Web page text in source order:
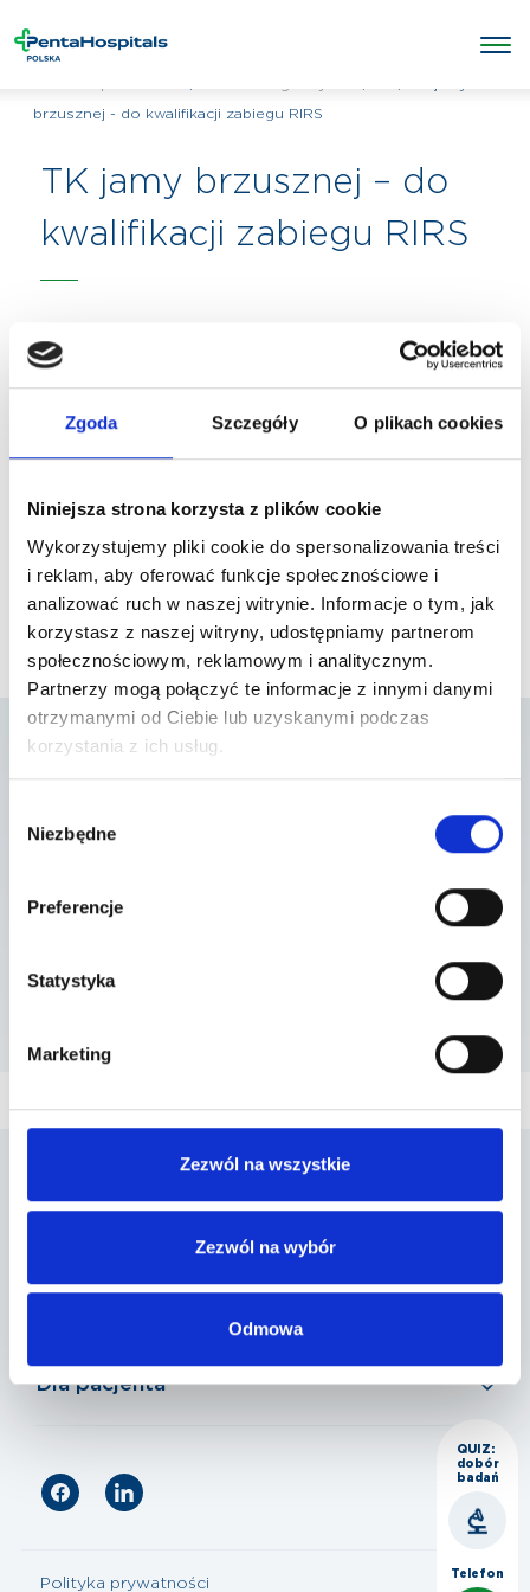
Zgoda Szczegóły O plikach cookies
Niniejsza strona korzysta z plików cookie
Wykorzystujemy pliki cookie do spersonalizowania treści
i reklam, aby oferować funkcje społecznościowe i
analizować ruch w naszej witrynie. Informacje o tym, jak
korzystasz z naszej witryny, udostępniamy partnerom
społecznościowym, reklamowym i analitycznym.
Partnerzy mogą połączyć te informacje z innymi danymi
otrzymanymi od Ciebie lub uzyskanymi podczas
korzystania z ich usług.
zgody
Niezbędne
Preferencje
Statystyka
Marketing
Zezwól na wszystkie
Zezwól na wybór
Odmowa
brzusznej - do kwalifikacji zabiegu RIRS
TK jamy brzusznej – do
kwalifikacji zabiegu RIRS
których usługa jest
dostępna
ul. A. Mickiewicza 39 , 05-500 Piaseczno
Nasza oferta
Dla pacjenta
Polityka prywatności
QUIZ:
dobór
badań
Telefon